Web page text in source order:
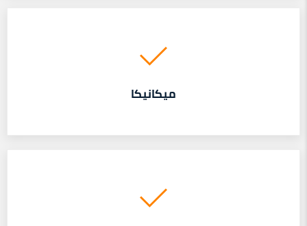
ميكانيكا